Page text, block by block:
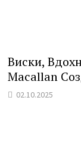
Виски,
Macallan
02.10.2025